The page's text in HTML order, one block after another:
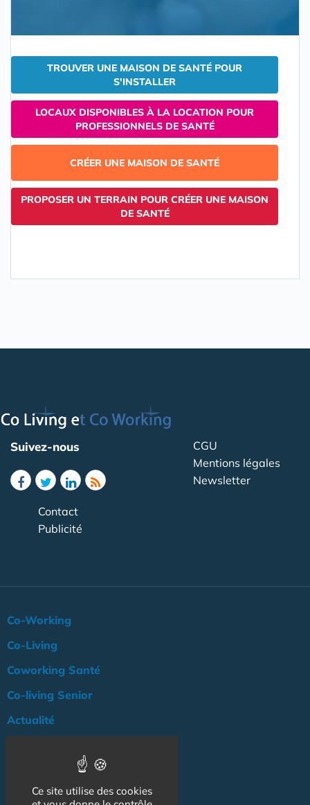
TROUVER UNE MAISON DE SANTÉ POUR
S'INSTALLER
LOCAUX DISPONIBLES À LA LOCATION POUR
PROFESSIONNELS DE SANTÉ
CRÉER UNE MAISON DE SANTÉ
PROPOSER UN TERRAIN POUR CRÉER UNE MAISON
DE SANTÉ
Suivez-nous
CGU
Mentions légales
Newsletter
Contact
Publicité
Co-Working
Co-Living
Coworking Santé
Co-living Senior
Actualité
Professionnels
NOS AUTRES SITES :
Ce site utilise des cookies